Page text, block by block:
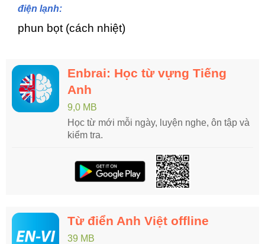
điện lạnh:
phun bọt (cách nhiệt)
Enbrai: Học từ vựng Tiếng
Anh
9,0 MB
Học từ mới mỗi ngày, luyện nghe, ôn tập và
kiểm tra.
Từ điển Anh Việt offline
39 MB